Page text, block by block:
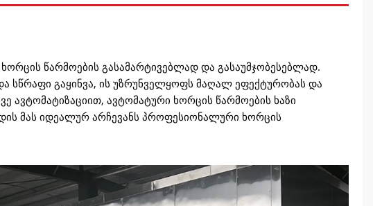
წარმოების გასამარტივებლად და გასაუმჯობესებლად.
სწრაფი გაყინვა, ის უზრუნველყოფს მაღალ ეფექტურობას და
ავტომატიზაციით, ავტომატური ხორცის წარმოების ხაზი
მას იდეალურ არჩევანს პროფესიონალური ხორცის